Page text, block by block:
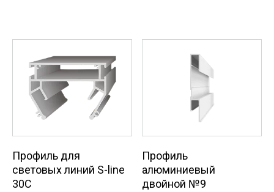
Профиль для
световых линий S-line
30C
Профиль
алюминиевый
двойной №9